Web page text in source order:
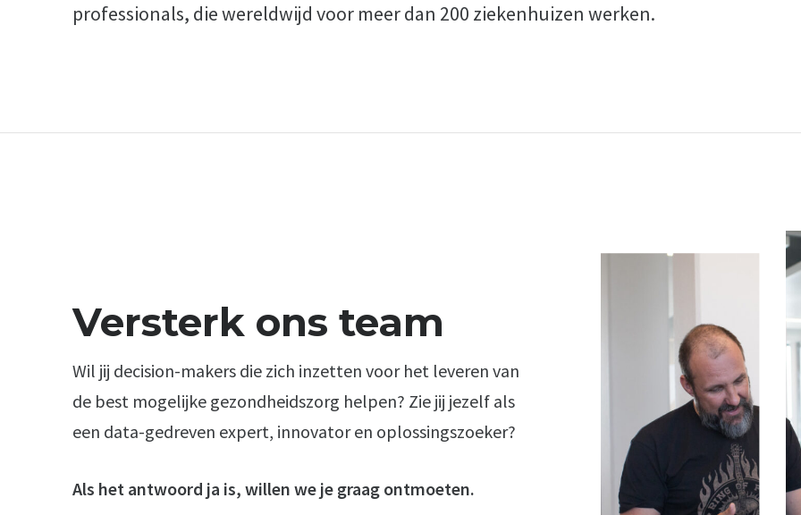
professionals, die wereldwijd voor meer dan 200 ziekenhuizen werken.
Versterk ons team
Wil jij decision-makers die zich inzetten voor het leveren van
de best mogelijke gezondheidszorg helpen? Zie jij jezelf als
een data-gedreven expert, innovator en oplossingszoeker?
Als het antwoord ja is, willen we je graag ontmoeten.